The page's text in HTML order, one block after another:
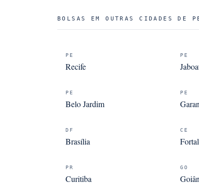
BOLSAS EM OUTRAS CIDADES DE
PE
Recife
PE
PE
Belo Jardim
PE
DF
Brasília
CE
PR
Curitiba
GO